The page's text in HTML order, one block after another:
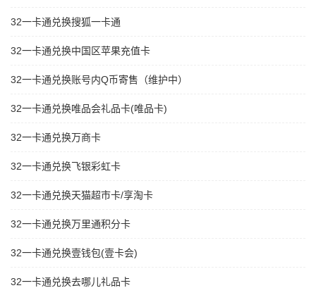
32一卡通兑换搜狐一卡通
32一卡通兑换中国区苹果充值卡
32一卡通兑换账号内Q币寄售（维护中）
32一卡通兑换唯品会礼品卡(唯品卡)
32一卡通兑换万商卡
32一卡通兑换飞银彩虹卡
32一卡通兑换天猫超市卡/享淘卡
32一卡通兑换万里通积分卡
32一卡通兑换壹钱包(壹卡会)
32一卡通兑换去哪儿礼品卡